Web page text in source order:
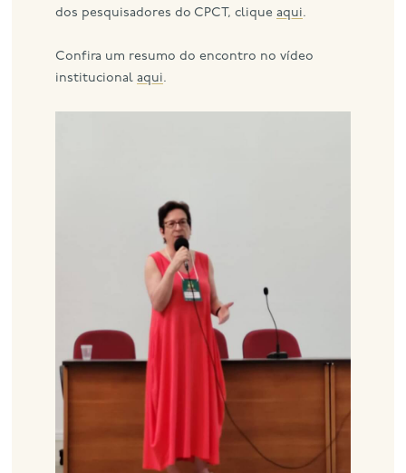
dos pesquisadores do CPCT, cliqueaqui.
Confira um resumo do encontro no vídeo
institucionalaqui.